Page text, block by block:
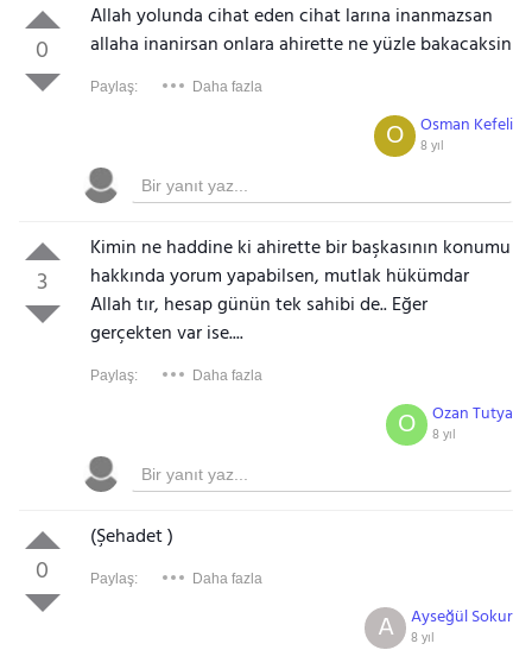
0
Allah yolunda cihat eden cihat larına inanmazsan
allaha inanirsan onlara ahirette ne yüzle bakacaksin
Paylaş: Daha fazla
Osman Kefeli
8 yıl
O
3
Kimin ne haddine ki ahirette bir başkasının konumu
hakkında yorum yapabilsen, mutlak hükümdar
Allah tır, hesap günün tek sahibi de.. Eğer
gerçekten var ise....
Paylaş: Daha fazla
Ozan Tutya
8 yıl
O
0
(Şehadet )
Paylaş: Daha fazla
Ayseğül Sokur
8 yıl
A